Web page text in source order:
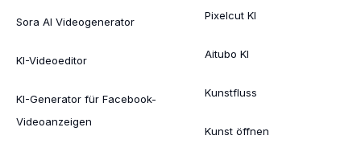
Sora AI Videogenerator
KI-Videoeditor
KI-Generator für Facebook-
Videoanzeigen
Pixelcut KI
Aitubo KI
Kunstfluss
Kunst öffnen